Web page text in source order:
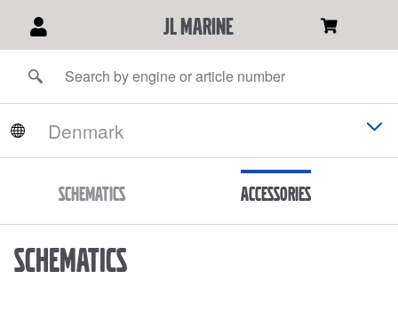
JL Marine
Schematics Accessories
Schematics